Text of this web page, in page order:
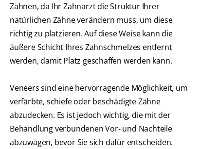
Zähnen, da Ihr Zahnarzt die Struktur Ihrer
natürlichen Zähne verändern muss, um diese
richtig zu platzieren. Auf diese Weise kann die
äußere Schicht Ihres Zahnschmelzes entfernt
werden, damit Platz geschaffen werden kann.
Veneers sind eine hervorragende Möglichkeit, um
verfärbte, schiefe oder beschädigte Zähne
abzudecken. Es ist jedoch wichtig, die mit der
Behandlung verbundenen Vor- und Nachteile
abzuwägen, bevor Sie sich dafür entscheiden.